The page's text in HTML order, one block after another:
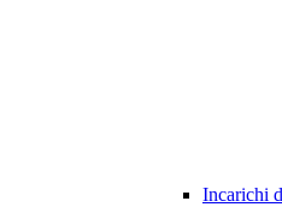
Incarichi